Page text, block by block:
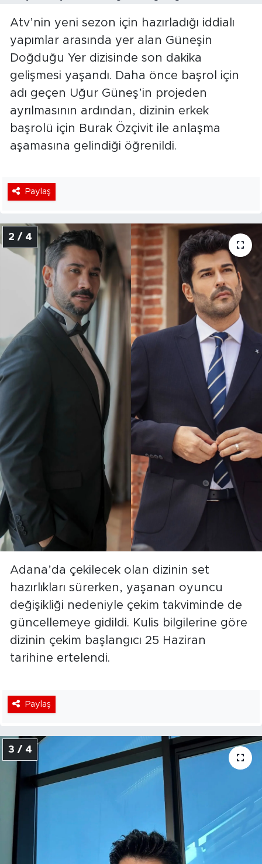
Atv’nin yeni sezon için hazırladığı iddialı
yapımlar arasında yer alan Güneşin
Doğduğu Yer dizisinde son dakika
gelişmesi yaşandı. Daha önce başrol için
adı geçen Uğur Güneş’in projeden
ayrılmasının ardından, dizinin erkek
başrolü için Burak Özçivit ile anlaşma
aşamasına gelindiği öğrenildi.
Paylaş
2 / 4
Adana’da çekilecek olan dizinin set
hazırlıkları sürerken, yaşanan oyuncu
değişikliği nedeniyle çekim takviminde de
güncellemeye gidildi. Kulis bilgilerine göre
dizinin çekim başlangıcı 25 Haziran
tarihine ertelendi.
Paylaş
3 / 4